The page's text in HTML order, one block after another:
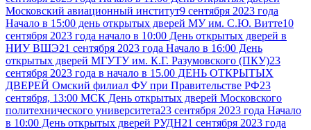
Московский авиационный институт9 сентября 2023 года
Начало в 15:00 день открытых дверей МУ им. С.Ю. Витте10
сентября 2023 года начало в 10:00 День открытых дверей в
НИУ ВШЭ21 сентября 2023 года Начало в 16:00 День
открытых дверей МГУТУ им. К.Г. Разумовского (ПКУ)23
сентября 2023 года в начало в 15.00 ДЕНЬ ОТКРЫТЫХ
ДВЕРЕЙ Омский филиал ФУ при Правительстве РФ23
сентября, 13:00 МСК День открытых дверей Московского
политехнического университета23 сентября 2023 года Начало
в 10:00 День открытых дверей РУДН21 сентября 2023 года